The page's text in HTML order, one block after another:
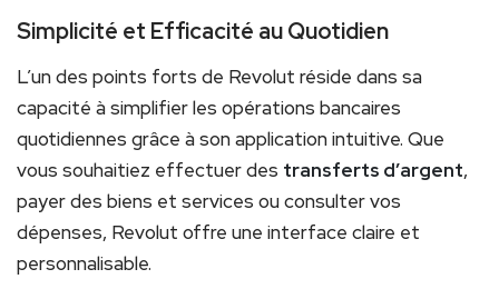
Simplicité et Efficacité au Quotidien
L’un des points forts de Revolut réside dans sa
capacité à simplifier les opérations bancaires
quotidiennes grâce à son application intuitive. Que
vous souhaitiez effectuer des transferts d’argent,
payer des biens et services ou consulter vos
dépenses, Revolut offre une interface claire et
personnalisable.